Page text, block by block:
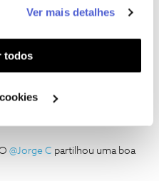
e
aos seus interesses
Pode gerir a
em "Configurar
Ver mais detalhes
todos
Forum|Forum|2 years ago
@Jorge C partilhou uma boa